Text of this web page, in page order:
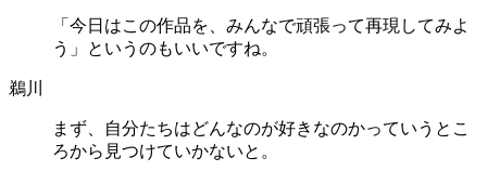
「今日はこの作品を、みんなで頑張って再現してみよ
う」というのもいいですね。
鵜川
まず、自分たちはどんなのが好きなのかっていうとこ
ろから見つけていかないと。